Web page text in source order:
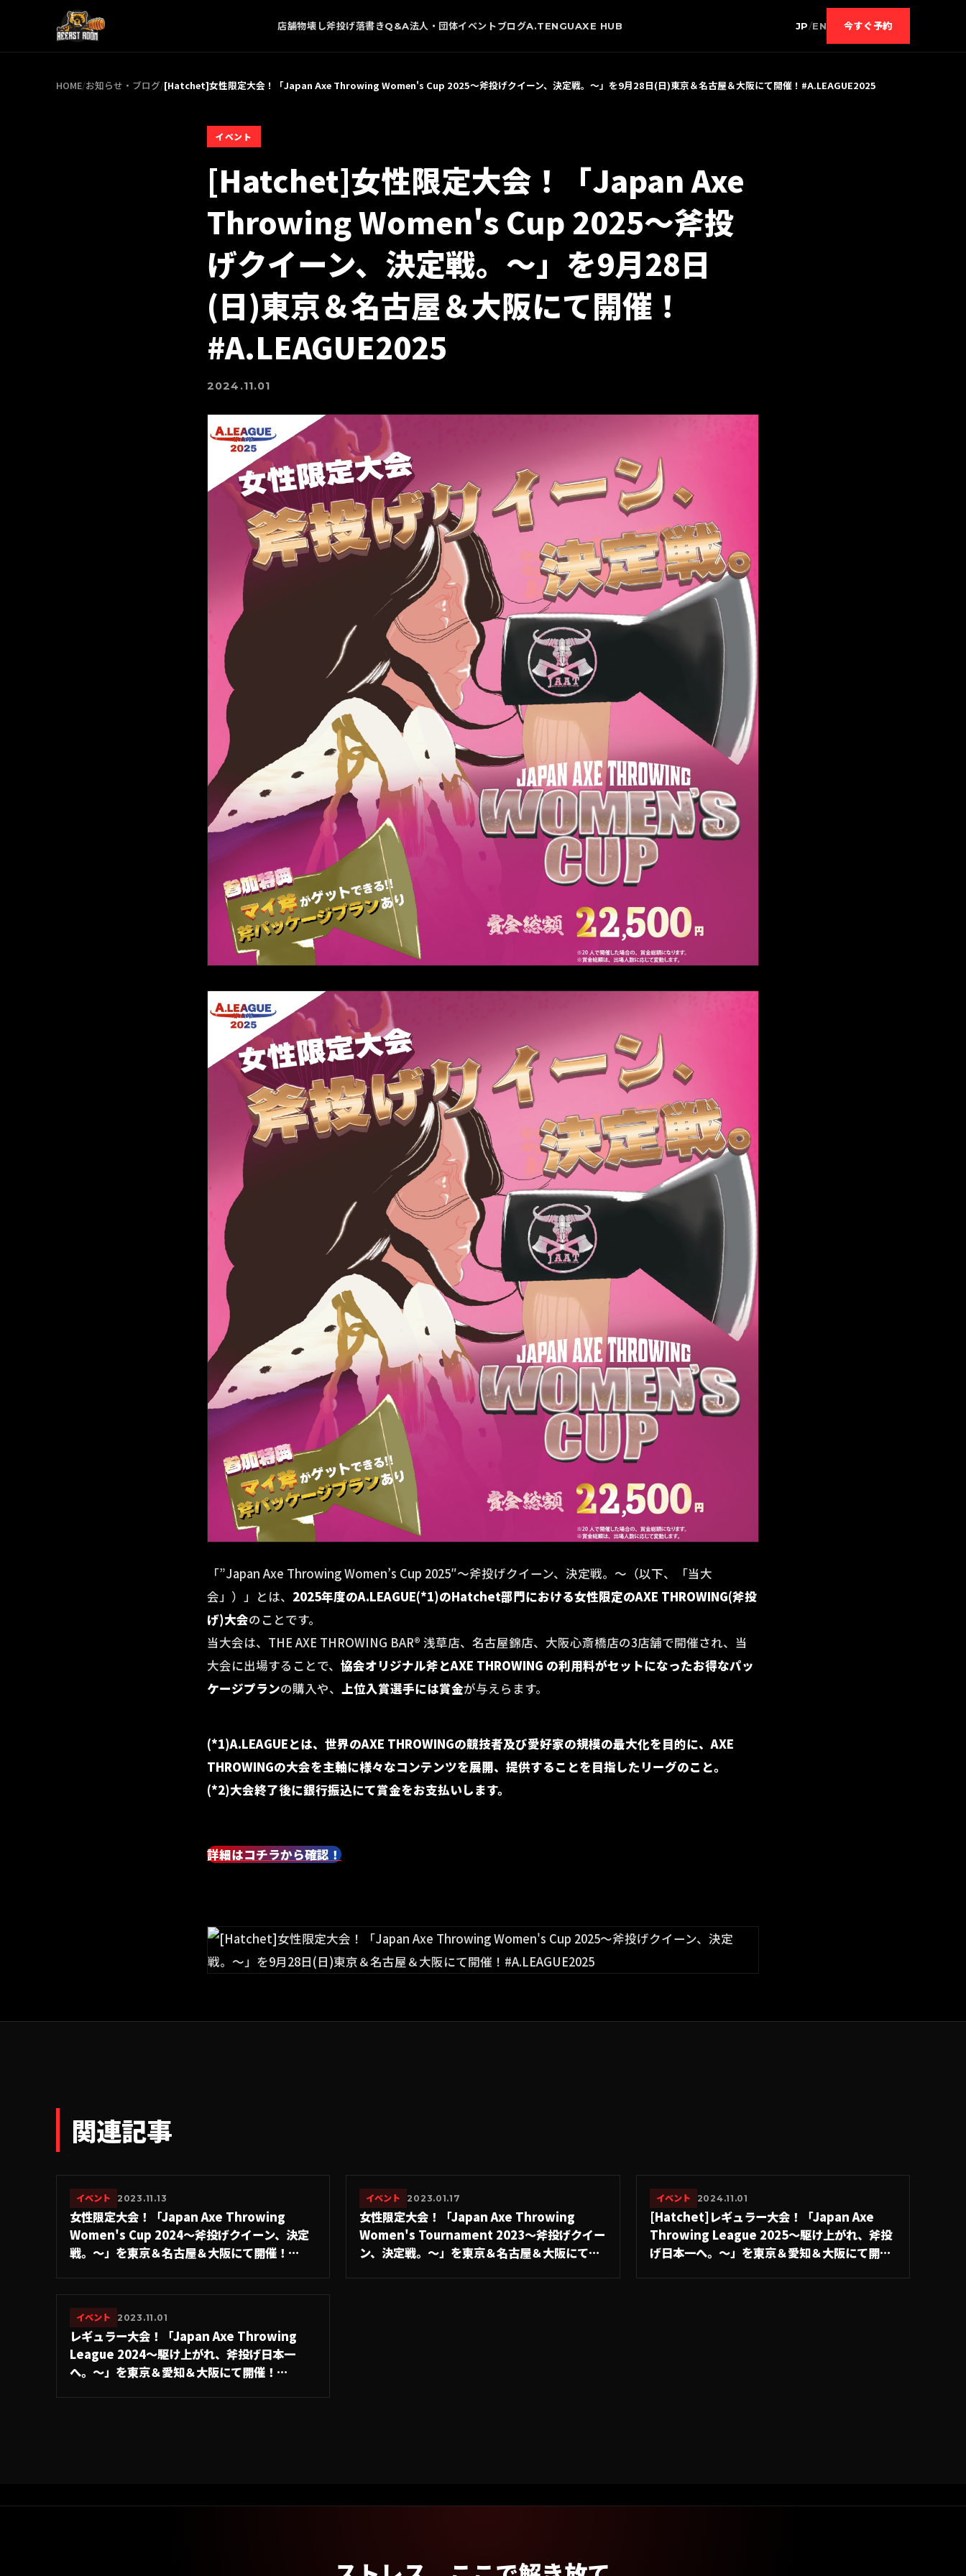
店舗物壊し斧投げ落書きQ&A法人・団体イベントブログA.TENGUAXE HUB JP/EN 今すぐ予約
HOME/お知らせ・ブログ/[Hatchet]女性限定大会！「Japan Axe Throwing Women's Cup 2025〜斧投げクイーン、決定戦。〜」を9月28日(日)東京＆名古屋＆大阪にて開催！#A.LEAGUE2025
イベント
[Hatchet]女性限定大会！「Japan Axe
Throwing Women's Cup 2025〜斧投
げクイーン、決定戦。〜」を9月28日
(日)東京＆名古屋＆大阪にて開催！
#A.LEAGUE2025
2024.11.01
「”Japan Axe Throwing Women’s Cup 2025″〜斧投げクイーン、決定戦。〜（以下、「当大
会」）」とは、 2025年度のA.LEAGUE(*1)のHatchet部門における女性限定のAXE THROWING(斧投
げ)大会のことです。
当大会は、THE AXE THROWING BAR®︎ 浅草店、名古屋錦店、大阪心斎橋店の3店舗で開催され、当
大会に出場することで、 協会オリジナル斧とAXE THROWING の利用料がセットになったお得なパッ
ケージプランの購入や、 上位入賞選手には賞金が与えらます。
(*1)A.LEAGUEとは、世界のAXE THROWINGの競技者及び愛好家の規模の最大化を目的に、AXE
THROWINGの大会を主軸に様々なコンテンツを展開、提供することを目指したリーグのこと。
(*2)大会終了後に銀行振込にて賞金をお支払いします。
詳細はコチラから確認！
関連記事
イベント 2023.11.13
女性限定大会！「Japan Axe Throwing
Women's Cup 2024〜斧投げクイーン、決定
戦。〜」を東京＆名古屋＆大阪にて開催！
イベント 2023.01.17
女性限定大会！「Japan Axe Throwing
Women's Tournament 2023〜斧投げクイー
ン、決定戦。〜」を東京＆名古屋＆大阪にて開
イベント 2024.11.01
[Hatchet]レギュラー大会！「Japan Axe
Throwing League 2025〜駆け上がれ、斧投
げ日本一へ。〜」を東京＆愛知＆大阪にて開
イベント 2023.11.01
レギュラー大会！「Japan Axe Throwing
League 2024〜駆け上がれ、斧投げ日本一
へ。〜」を東京＆愛知＆大阪にて開催！